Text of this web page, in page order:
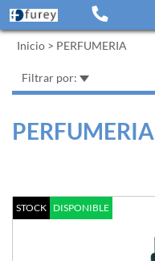
Inicio > PERFUMERIA
Filtrar por:
PERFUMERIA
STOCK DISPONIBLE